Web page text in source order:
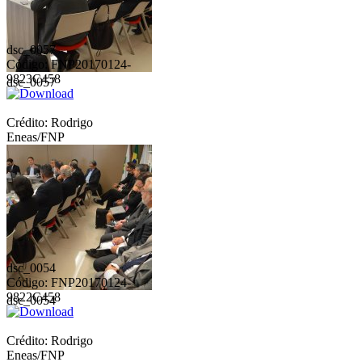
dsc_0057
dsc_0057
Código: FNP20170124-
9823C458
Crédito: Rodrigo
Eneas/FNP
dsc_0054
dsc_0054
Código: FNP20170124-
9822C458
Crédito: Rodrigo
Eneas/FNP